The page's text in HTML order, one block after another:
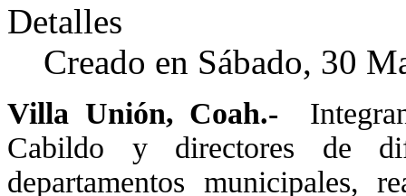
Detalles
Creado en Sábado, 30
Villa Unión, Coah.-
Cabildo y directores de
departamentos municipales,